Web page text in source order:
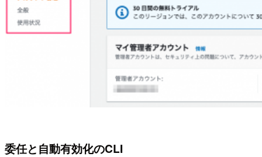
委任と自動有効化のCLI